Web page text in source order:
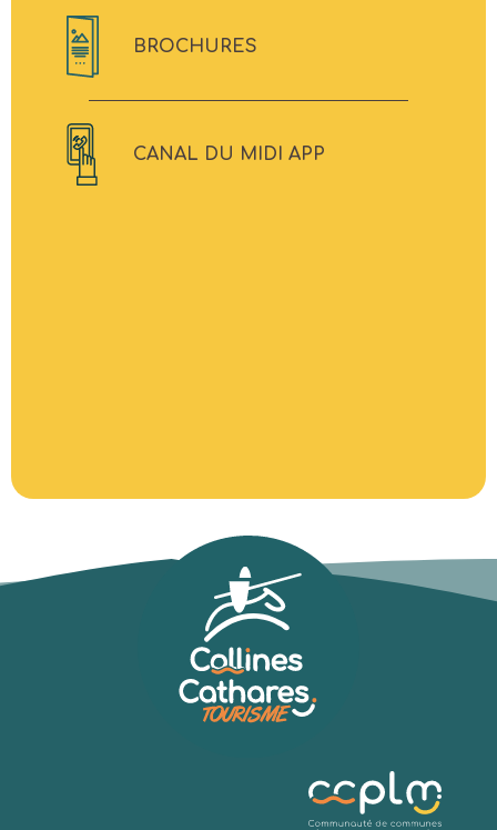
BROCHURES
CANAL DU MIDI APP